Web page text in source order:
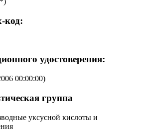
код:
удостоверения:
00:00:00)
группа
уксусной кислоты и